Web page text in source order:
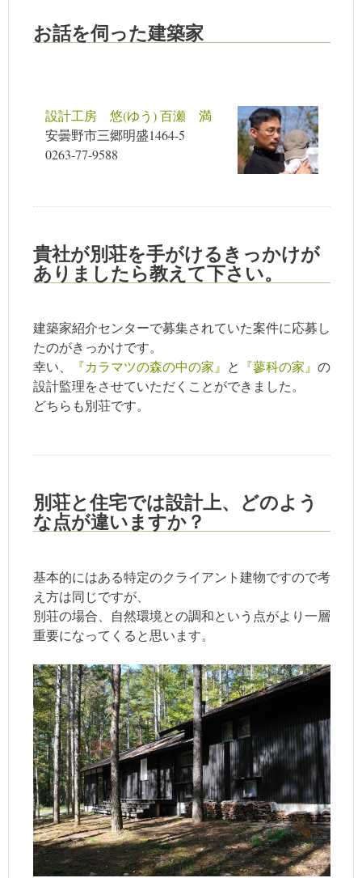
お話を伺った建築家
設計工房 悠(ゆう) 百瀬 満
安曇野市三郷明盛1464-5
0263-77-9588
貴社が別荘を手がけるきっかけが
ありましたら教えて下さい。
建築家紹介センターで募集されていた案件に応募し
たのがきっかけです。
幸い、
『カラマツの森の中の家』 と 『蓼科の家』 の
設計監理をさせていただくことができました。
どちらも別荘です。
別荘と住宅では設計上、どのよう
な点が違いますか？
基本的にはある特定のクライアント建物ですので考
え方は同じですが、
別荘の場合、自然環境との調和という点がより一層
重要になってくると思います。